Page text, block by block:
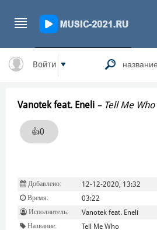
Войти
Vanotek feat. Eneli – Tell Me Who
👍0
Добавлено: 12-12-2020, 13:32
Время: 03:22
Исполнитель: Vanotek feat. Eneli
Название: Tell Me Who